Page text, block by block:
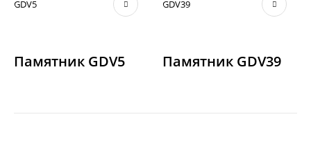
Этот товар имеет несколько вариаций. Опции можно выбрать на странице товара.
Памятник GDV5
Этот товар имеет несколько вариаций. Опции можно выбрать на странице товара.
Памятник GDV39